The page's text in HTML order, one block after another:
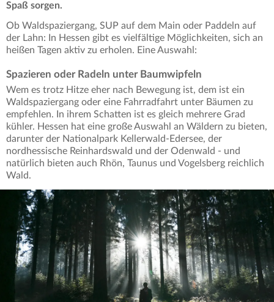
Spaß sorgen.
Ob Waldspaziergang, SUP auf dem Main oder Paddeln auf
der Lahn: In Hessen gibt es vielfältige Möglichkeiten, sich an
heißen Tagen aktiv zu erholen. Eine Auswahl:
Spazieren oder Radeln unter Baumwipfeln
Wem es trotz Hitze eher nach Bewegung ist, dem ist ein
Waldspaziergang oder eine Fahrradfahrt unter Bäumen zu
empfehlen. In ihrem Schatten ist es gleich mehrere Grad
kühler. Hessen hat eine große Auswahl an Wäldern zu bieten,
darunter der Nationalpark Kellerwald-Edersee, der
nordhessische Reinhardswald und der Odenwald - und
natürlich bieten auch Rhön, Taunus und Vogelsberg reichlich
Wald.